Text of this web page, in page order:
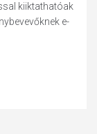
kiiktathatóak
e-